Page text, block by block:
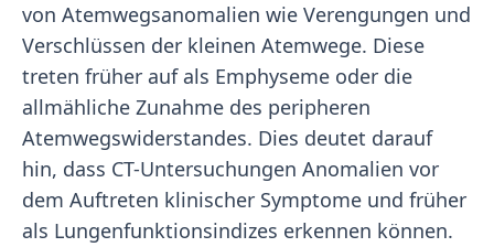
von Atemwegsanomalien wie Verengungen und
Verschlüssen der kleinen Atemwege. Diese
treten früher auf als Emphyseme oder die
allmähliche Zunahme des peripheren
Atemwegswiderstandes. Dies deutet darauf
hin, dass CT-Untersuchungen Anomalien vor
dem Auftreten klinischer Symptome und früher
als Lungenfunktionsindizes erkennen können.